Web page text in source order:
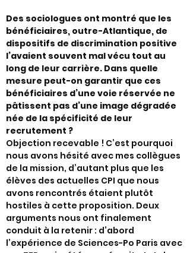
Des sociologues ont montré que les
bénéficiaires, outre-Atlantique, de
dispositifs de discrimination positive
l’avaient souvent mal vécu tout au
long de leur carrière. Dans quelle
mesure peut-on garantir que ces
bénéficiaires d’une voie réservée ne
pâtissent pas d’une image dégradée
née de la spécificité de leur
recrutement ?
Objection recevable ! C’est pourquoi
nous avons hésité avec mes collègues
de la mission, d’autant plus que les
élèves des actuelles CPI que nous
avons rencontrés étaient plutôt
hostiles à cette proposition. Deux
arguments nous ont finalement
conduit à la retenir : d’abord
l’expérience de Sciences-Po Paris avec